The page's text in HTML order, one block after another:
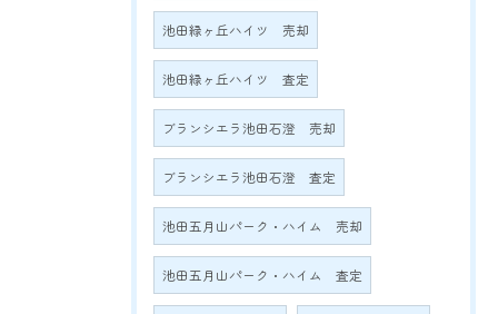
池田緑ヶ丘ハイツ 売却
池田緑ヶ丘ハイツ 査定
ブランシエラ池田石澄 売却
ブランシエラ池田石澄 査定
池田五月山パーク・ハイム 売却
池田五月山パーク・ハイム 査定